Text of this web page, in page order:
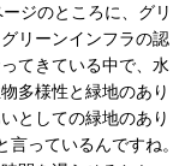
ジのところに、グリ
リーンインフラの認
てきている中で、水
多様性と緑地のあり
としての緑地のあり
っているんですね。